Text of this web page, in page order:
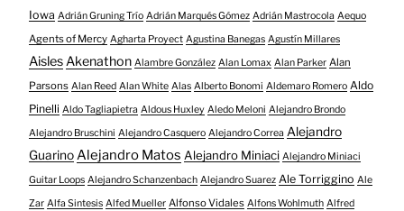
Iowa Adrián Gruning Trío Adrián Marqués Gómez Adrián Mastrocola Aequo
Agents of Mercy Agharta Proyect Agustina Banegas Agustín Millares
AislesAkenathon Alambre González Alan Lomax Alan Parker Alan
Parsons Alan Reed Alan White Alas Alberto Bonomi Aldemaro Romero Aldo
Pinelli Aldo Tagliapietra Aldous Huxley Aledo Meloni Alejandro Brondo
Alejandro Bruschini Alejandro Casquero Alejandro Correa Alejandro
GuarinoAlejandro Matos Alejandro Miniaci Alejandro Miniaci
Guitar Loops Alejandro Schanzenbach Alejandro Suarez Ale Torriggino Ale
Zar Alfa Sintesis Alfed Mueller Alfonso Vidales Alfons Wohlmuth Alfred